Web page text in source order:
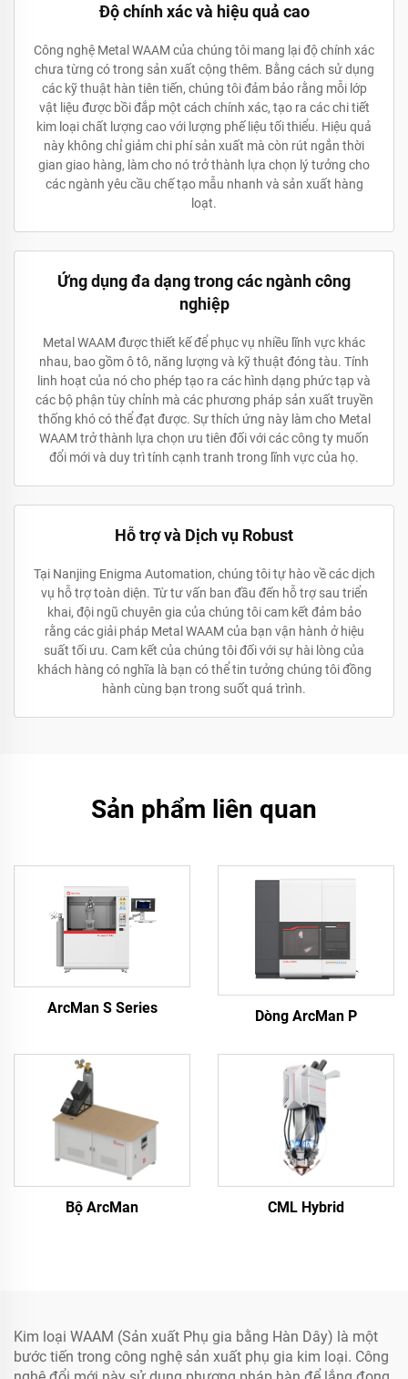
Độ chính xác và hiệu quả cao
Công nghệ Metal WAAM của chúng tôi mang lại độ chính xác
chưa từng có trong sản xuất cộng thêm. Bằng cách sử dụng
các kỹ thuật hàn tiên tiến, chúng tôi đảm bảo rằng mỗi lớp
vật liệu được bồi đắp một cách chính xác, tạo ra các chi tiết
kim loại chất lượng cao với lượng phế liệu tối thiểu. Hiệu quả
này không chỉ giảm chi phí sản xuất mà còn rút ngắn thời
gian giao hàng, làm cho nó trở thành lựa chọn lý tưởng cho
các ngành yêu cầu chế tạo mẫu nhanh và sản xuất hàng
loạt.
Ứng dụng đa dạng trong các ngành công
nghiệp
Metal WAAM được thiết kế để phục vụ nhiều lĩnh vực khác
nhau, bao gồm ô tô, năng lượng và kỹ thuật đóng tàu. Tính
linh hoạt của nó cho phép tạo ra các hình dạng phức tạp và
các bộ phận tùy chỉnh mà các phương pháp sản xuất truyền
thống khó có thể đạt được. Sự thích ứng này làm cho Metal
WAAM trở thành lựa chọn ưu tiên đối với các công ty muốn
đổi mới và duy trì tính cạnh tranh trong lĩnh vực của họ.
Hỗ trợ và Dịch vụ Robust
Tại Nanjing Enigma Automation, chúng tôi tự hào về các dịch
vụ hỗ trợ toàn diện. Từ tư vấn ban đầu đến hỗ trợ sau triển
khai, đội ngũ chuyên gia của chúng tôi cam kết đảm bảo
rằng các giải pháp Metal WAAM của bạn vận hành ở hiệu
suất tối ưu. Cam kết của chúng tôi đối với sự hài lòng của
khách hàng có nghĩa là bạn có thể tin tưởng chúng tôi đồng
hành cùng bạn trong suốt quá trình.
Sản phẩm liên quan
ArcMan S Series Dòng ArcMan P
Bộ ArcMan CML Hybrid
Kim loại WAAM (Sản xuất Phụ gia bằng Hàn Dây) là một
bước tiến trong công nghệ sản xuất phụ gia kim loại. Công